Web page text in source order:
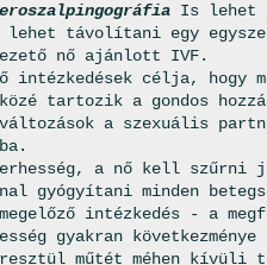
Is lehet
lehet távolítani egy
nő ajánlott IVF.
intézkedések célja, hogy
tartozik a gondos
a szexuális
a nő kell szűrni
gyógyítani minden
intézkedés - a
gyakran
műtét méhen kívüli